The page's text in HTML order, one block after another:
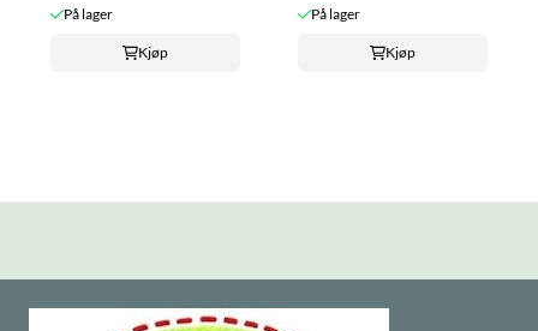
På lager
Kjøp
På lager
Kjøp